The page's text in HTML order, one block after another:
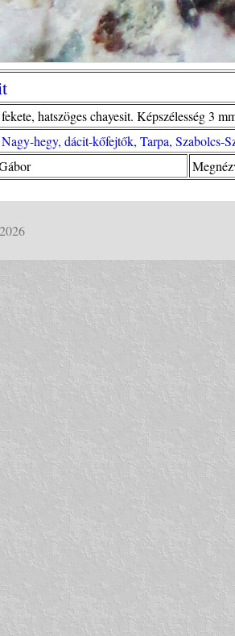
hatszöges chayesit. Képszélesség 3
Nagy-hegy, dácit-kőfejtők, Tarpa, Szabolcs-